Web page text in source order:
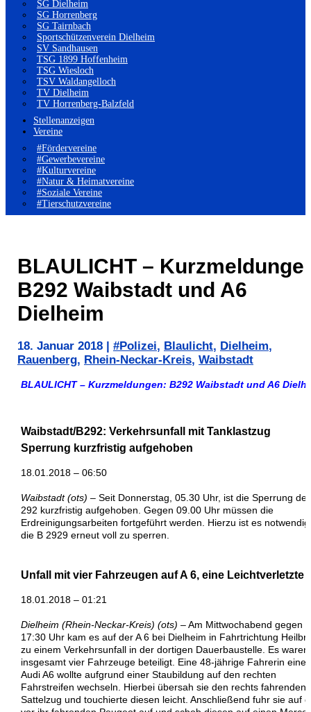
SG Dielheim
SG Horrenberg
SG Tairnbach
Sportschützenverein Dielheim
SV Sandhausen
TSG 1899 Hoffenheim
TSG Wiesloch
TSV Waldangelloch
TV Dielheim
TV Horrenberg-Balzfeld
Stellenanzeigen
Vereine
#Fördervereine
#Gewerbevereine
#Kulturvereine
#Natur & Heimatvereine
#Soziale Vereine
#Tierschutzvereine
BLAULICHT –
B292 Waibstadt und A6
Dielheim
18. Januar 2018 #Polizei, Blaulicht, Dielheim,
Rauenberg, Rhein-Neckar-Kreis, Waibstadt
BLAULICHT – Kurzmeldungen: B292 Waibstadt und A6
Waibstadt/B292: Verkehrsunfall mit Tanklastzug
Sperrung kurzfristig aufgehoben
18.01.2018 – 06:50
Waibstadt (ots) – Seit Donnerstag, 05.30 Uhr, ist die Sperrung
292 kurzfristig aufgehoben. Gegen 09.00 Uhr müssen die
Erdreinigungsarbeiten fortgeführt werden. Hierzu ist es
die B 2929 erneut voll zu sperren.
Unfall mit vier Fahrzeugen auf A 6, eine Leichtverletzte
18.01.2018 – 01:21
Dielheim (Rhein-Neckar-Kreis) (ots) – Am Mittwochabend gegen
17:30 Uhr kam es auf der A 6 bei Dielheim in Fahrtrichtung
zu einem Verkehrsunfall in der dortigen Dauerbaustelle. Es waren
insgesamt vier Fahrzeuge beteiligt. Eine 48-jährige Fahrerin eines
Audi A6 wollte aufgrund einer Staubildung auf den rechten
Fahrstreifen wechseln. Hierbei übersah sie den rechts fahrenden
Sattelzug und touchierte diesen leicht. Anschließend fuhr sie auf